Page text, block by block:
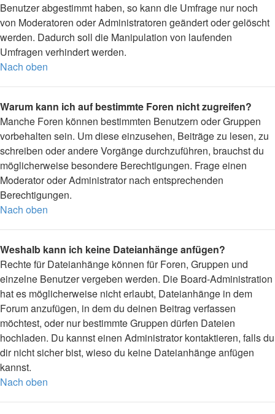
Benutzer abgestimmt haben, so kann die Umfrage nur noch
von Moderatoren oder Administratoren geändert oder gelöscht
werden. Dadurch soll die Manipulation von laufenden
Umfragen verhindert werden.
Nach oben
Warum kann ich auf bestimmte Foren nicht zugreifen?
Manche Foren können bestimmten Benutzern oder Gruppen
vorbehalten sein. Um diese einzusehen, Beiträge zu lesen, zu
schreiben oder andere Vorgänge durchzuführen, brauchst du
möglicherweise besondere Berechtigungen. Frage einen
Moderator oder Administrator nach entsprechenden
Berechtigungen.
Nach oben
Weshalb kann ich keine Dateianhänge anfügen?
Rechte für Dateianhänge können für Foren, Gruppen und
einzelne Benutzer vergeben werden. Die Board-Administration
hat es möglicherweise nicht erlaubt, Dateianhänge in dem
Forum anzufügen, in dem du deinen Beitrag verfassen
möchtest, oder nur bestimmte Gruppen dürfen Dateien
hochladen. Du kannst einen Administrator kontaktieren, falls du
dir nicht sicher bist, wieso du keine Dateianhänge anfügen
kannst.
Nach oben